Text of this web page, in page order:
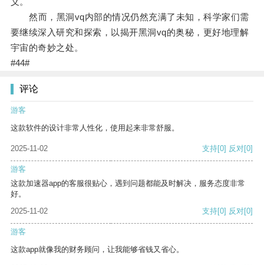
然而，黑洞vq内部的情况仍然充满了未知，科学家们需
要继续深入研究和探索，以揭开黑洞vq的奥秘，更好地理解
宇宙的奇妙之处。
#44#
评论
游客
这款软件的设计非常人性化，使用起来非常舒服。
2025-11-02 支持[0] 反对[0]
游客
这款加速器app的客服很贴心，遇到问题都能及时解决，服务态度非常
好。
2025-11-02
支持[0] 反对[0]
游客
这款app就像我的财务顾问，让我能够省钱又省心。